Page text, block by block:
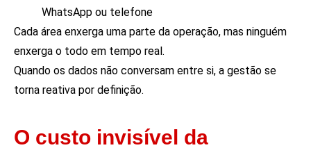
WhatsApp ou telefone
Cada área enxerga uma parte da operação, mas ninguém
enxerga o todo em tempo real.
Quando os dados não conversam entre si, a gestão se
torna reativa por definição.
O custo invisível da